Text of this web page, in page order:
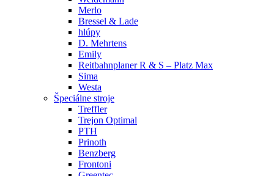
Merlo
Bressel & Lade
hlúpy
D. Mehrtens
Emily
Reitbahnplaner R & S – Platz Max
Sima
Westa
Špeciálne stroje
Treffler
Trejon Optimal
PTH
Prinoth
Benzberg
Frontoni